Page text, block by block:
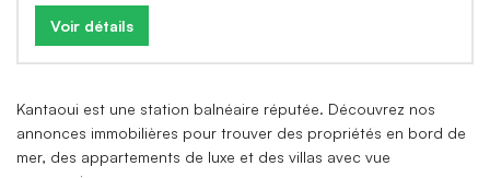
Voir détails
Kantaoui est une station balnéaire réputée. Découvrez nos
annonces immobilières pour trouver des propriétés en bord de
mer, des appartements de luxe et des villas avec vue